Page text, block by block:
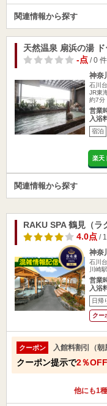
関連情報から探す
天然温泉 扇浜の湯
-点/ 0 件
神奈
石川
JR東
約7分
営業
入浴
宿泊
楽天
関連情報から探す
RAKU SPA 鶴見（ラ
4.0点/
神奈
石川
川崎
営業
入浴
日帰
クー
クーポン 入館料割引（朝
クーポン提示で2％OFF
他にも1